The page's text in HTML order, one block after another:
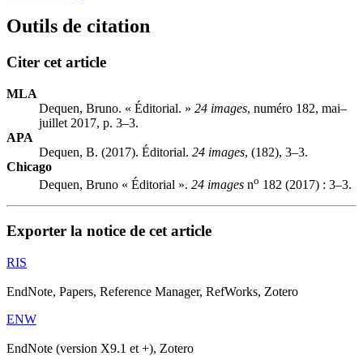
Outils de citation
Citer cet article
MLA
Dequen, Bruno. « Éditorial. » 24 images, numéro 182, mai–
juillet 2017, p. 3–3.
APA
Dequen, B. (2017). Éditorial. 24 images, (182), 3–3.
Chicago
Dequen, Bruno « Éditorial ». 24 images no 182 (2017) : 3–3.
Exporter la notice de cet article
RIS
EndNote, Papers, Reference Manager, RefWorks, Zotero
ENW
EndNote (version X9.1 et +), Zotero